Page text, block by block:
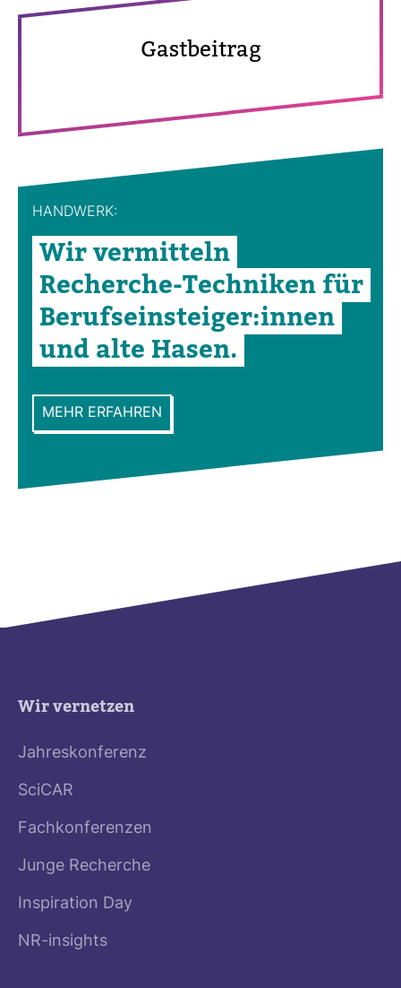
Gast­bei­trag
HAND­WERK:
Wir ver­mit­teln
Recherche-​Tech­niken für
Berufs­ein­steiger:innen
und alte Hasen.
MEHR ERFAHREN
Wir vernetzen
Jahreskonferenz
SciCAR
Fachkonferenzen
Junge Recherche
Inspiration Day
NR-insights